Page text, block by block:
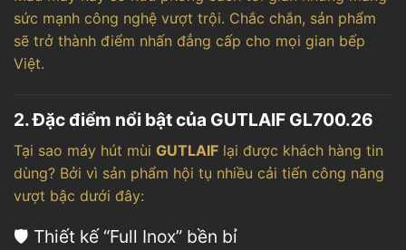
sức mạnh công nghệ vượt trội. Chắc chắn, sản phẩm
sẽ trở thành điểm nhấn đẳng cấp cho mọi gian bếp
Việt.
2. Đặc điểm nổi bật của GUTLAIF GL700.26
Tại sao máy hút mùi GUTLAIF lại được khách hàng tin
dùng? Bởi vì sản phẩm hội tụ nhiều cải tiến công năng
vượt bậc dưới đây:
🛡️ Thiết kế “Full Inox” bền bỉ